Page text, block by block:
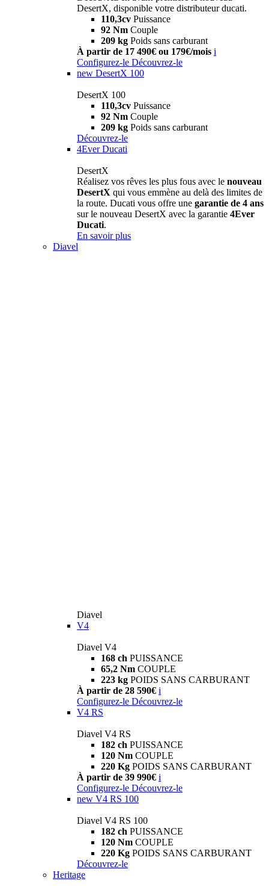
DesertX, disponible votre distributeur ducati.
110,3cv Puissance
92 Nm Couple
209 kg Poids sans carburant
À partir de 17 490€ ou 179€/mois i
Configurez-le Découvrez-le
new DesertX 100
DesertX 100
110,3cv Puissance
92 Nm Couple
209 kg Poids sans carburant
Découvrez-le
4Ever Ducati
DesertX
Réalisez vos rêves les plus fous avec le nouveau
DesertX qui vous emmène au delà des limites de
la route. Ducati vous offre une garantie de 4 ans
sur le nouveau DesertX avec la garantie 4Ever
Ducati.
En savoir plus
Diavel
Diavel
V4
Diavel V4
168 ch PUISSANCE
65,2 Nm COUPLE
223 kg POIDS SANS CARBURANT
À partir de 28 590€ i
Configurez-le Découvrez-le
V4 RS
Diavel V4 RS
182 ch PUISSANCE
120 Nm COUPLE
220 Kg POIDS SANS CARBURANT
À partir de 39 990€ i
Configurez-le Découvrez-le
new V4 RS 100
Diavel V4 RS 100
182 ch PUISSANCE
120 Nm COUPLE
220 Kg POIDS SANS CARBURANT
Découvrez-le
Heritage